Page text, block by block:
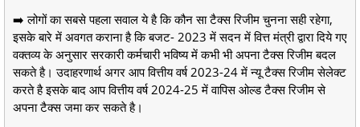
➡️ लोगों का सबसे पहला सवाल ये है कि कौन सा टैक्स रिजीम चुनना सही रहेगा,
इसके बारे में अवगत कराना है कि बजट- 2023 में सदन में वित्त मंत्री द्वारा दिये गए
वक्तव्य के अनुसार सरकारी कर्मचारी भविष्य में कभी भी अपना टैक्स रिजीम बदल
सकते है। उदाहरणार्थ अगर आप वित्तीय वर्ष 2023-24 में न्यू टैक्स रिजीम सेलेक्ट
करते है इसके बाद आप वित्तीय वर्ष 2024-25 में वापिस ओल्ड टैक्स रिजीम से
अपना टैक्स जमा कर सकते है।